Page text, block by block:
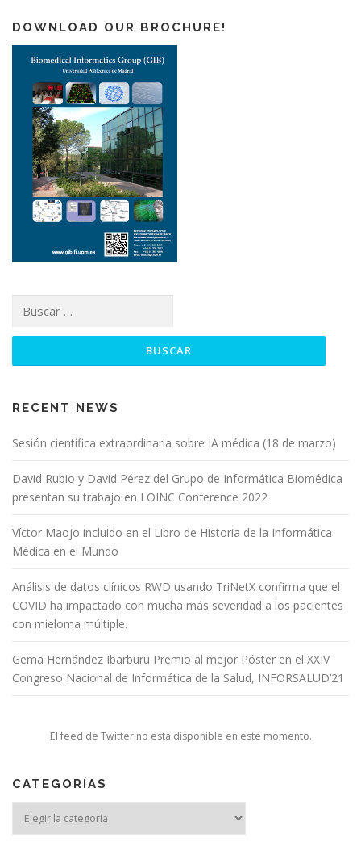
DOWNLOAD OUR BROCHURE!
RECENT NEWS
Sesión científica extraordinaria sobre IA médica (18 de marzo)
David Rubio y David Pérez del Grupo de Informática Biomédica
presentan su trabajo en LOINC Conference 2022
Víctor Maojo incluido en el Libro de Historia de la Informática
Médica en el Mundo
Análisis de datos clínicos RWD usando TriNetX confirma que el
COVID ha impactado con mucha más severidad a los pacientes
con mieloma múltiple.
Gema Hernández Ibarburu Premio al mejor Póster en el XXIV
Congreso Nacional de Informática de la Salud, INFORSALUD’21
El feed de Twitter no está disponible en este momento.
CATEGORÍAS